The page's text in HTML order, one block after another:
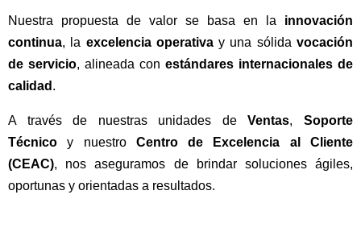
Nuestra propuesta de valor se basa en la innovación
continua, la excelencia operativay una sólidavocación
de servicio, alineada con estándares internacionales de
calidad .
A través de nuestras unidades deVentas,Soporte
Técnico y nuestro Centro de Excelencia al Cliente
(CEAC), nos aseguramos de brindar soluciones ágiles,
oportunas y orientadas a resultados.